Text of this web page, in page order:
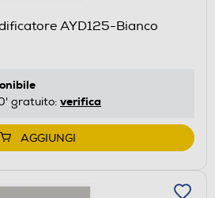
AYD125-Bianco
gratuito: verifica
AGGIUNGI